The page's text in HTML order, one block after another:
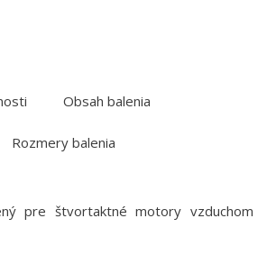
Obsah balenia
Rozmery balenia
pre štvortaktné motory vzduchom